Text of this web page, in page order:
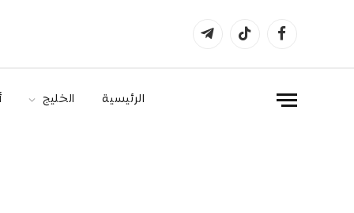
فيسبوكتيكتوكتيلقرام
الرئيسية الخليج